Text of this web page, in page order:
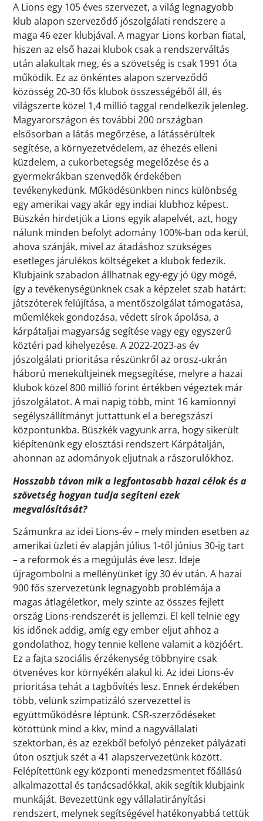
A Lions egy 105 éves szervezet, a világ legnagyobb
klub alapon szerveződő jószolgálati rendszere a
maga 46 ezer klubjával. A magyar Lions korban fiatal,
hiszen az első hazai klubok csak a rendszerváltás
után alakultak meg, és a szövetség is csak 1991 óta
működik. Ez az önkéntes alapon szerveződő
közösség 20-30 fős klubok összességéből áll, és
világszerte közel 1,4 millió taggal rendelkezik jelenleg.
Magyarországon és további 200 országban
elsősorban a látás megőrzése, a látássérültek
segítése, a környezetvédelem, az éhezés elleni
küzdelem, a cukorbetegség megelőzése és a
gyermekrákban szenvedők érdekében
tevékenykedünk. Működésünkben nincs különbség
egy amerikai vagy akár egy indiai klubhoz képest.
Büszkén hirdetjük a Lions egyik alapelvét, azt, hogy
nálunk minden befolyt adomány 100%-ban oda kerül,
ahova szánják, mivel az átadáshoz szükséges
esetleges járulékos költségeket a klubok fedezik.
Klubjaink szabadon állhatnak egy-egy jó ügy mögé,
így a tevékenységünknek csak a képzelet szab határt:
játszóterek felújítása, a mentőszolgálat támogatása,
műemlékek gondozása, védett sírok ápolása, a
kárpátaljai magyarság segítése vagy egy egyszerű
köztéri pad kihelyezése. A 2022-2023-as év
jószolgálati prioritása részünkről az orosz-ukrán
háború menekültjeinek megsegítése, melyre a hazai
klubok közel 800 millió forint értékben végeztek már
jószolgálatot. A mai napig több, mint 16 kamionnyi
segélyszállítmányt juttattunk el a beregszászi
központunkba. Büszkék vagyunk arra, hogy sikerült
kiépítenünk egy elosztási rendszert Kárpátalján,
ahonnan az adományok eljutnak a rászorulókhoz.
Hosszabb távon mik a legfontosabb hazai célok és a
szövetség hogyan tudja segíteni ezek
megvalósítását?
Számunkra az idei Lions-év – mely minden esetben az
amerikai üzleti év alapján július 1-től június 30-ig tart
– a reformok és a megújulás éve lesz. Ideje
újragombolni a mellényünket így 30 év után. A hazai
900 fős szervezetünk legnagyobb problémája a
magas átlagéletkor, mely szinte az összes fejlett
ország Lions-rendszerét is jellemzi. El kell telnie egy
kis időnek addig, amíg egy ember eljut ahhoz a
gondolathoz, hogy tennie kellene valamit a közjóért.
Ez a fajta szociális érzékenység többnyire csak
ötvenéves kor környékén alakul ki. Az idei Lions-év
prioritása tehát a tagbővítés lesz. Ennek érdekében
több, velünk szimpatizáló szervezettel is
együttműködésre léptünk. CSR-szerződéseket
kötöttünk mind a kkv, mind a nagyvállalati
szektorban, és az ezekből befolyó pénzeket pályázati
úton osztjuk szét a 41 alapszervezetünk között.
Felépítettünk egy központi menedzsmentet főállású
alkalmazottal és tanácsadókkal, akik segítik klubjaink
munkáját. Bevezettünk egy vállalatirányítási
rendszert, melynek segítségével hatékonyabbá tettük